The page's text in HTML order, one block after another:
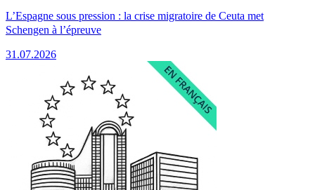
L’Espagne sous pression : la crise migratoire de Ceuta met
Schengen à l’épreuve
31.07.2026